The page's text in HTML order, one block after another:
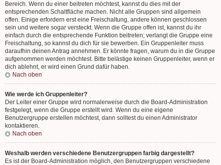
Bereich. Wenn du einer beitreten möchtest, kannst du dies mit der
entsprechenden Schaltfläche machen. Nicht alle Gruppen sind allgemein
offen. Einige erfordern erst eine Freischaltung, andere können geschlossen
sein und weitere sogar versteckt. Wenn die Gruppe offen ist, kannst du ihr
einfach durch die entsprechende Funktion beitreten; verlangt die Gruppe eine
Freischaltung, so kannst du dich für sie bewerben. Ein Gruppenleiter muss
daraufhin deinen Antrag annehmen. Er könnte fragen, warum du in die Gruppe
aufgenommen werden möchtest. Bitte belästige keinen Gruppenleiter, wenn er
dich ablehnt, er wird einen Grund dafür haben.
Nach oben
Wie werde ich Gruppenleiter?
Der Leiter einer Gruppe wird normalerweise durch die Board-Administration
festgelegt, wenn die Gruppe erstellt wird. Wenn du eine eigene
Benutzergruppe erstellen möchtest, dann solltest du einen Administrator
kontaktieren.
Nach oben
Weshalb werden verschiedene Benutzergruppen farbig dargestellt?
Es ist der Board-Administration möglich, den Benutzergruppen verschiedene